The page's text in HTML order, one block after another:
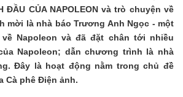
ĐẦU CỦA NAPOLEON và trò chuyện về
mời là nhà báo Trương Anh Ngọc - một
Napoleon và đã đặt chân tới nhiều
Napoleon; dẫn chương trình là nhà
Đây là hoạt động nằm trong chủ đề
Cà phê Điện ảnh.